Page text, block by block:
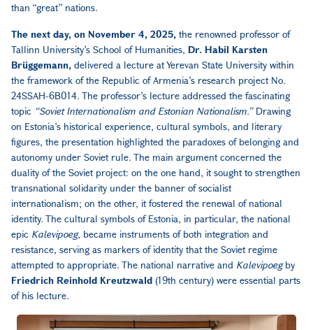
than “great” nations.
The next day, on November 4, 2025, the renowned professor of
Tallinn University’s School of Humanities, Dr. Habil Karsten
Brüggemann, delivered a lecture at Yerevan State University within
the framework of the Republic of Armenia’s research project No.
24SSAH-6B014. The professor’s lecture addressed the fascinating
topic “Soviet Internationalism and Estonian Nationalism.”Drawing
on Estonia’s historical experience, cultural symbols, and literary
figures, the presentation highlighted the paradoxes of belonging and
autonomy under Soviet rule. The main argument concerned the
duality of the Soviet project: on the one hand, it sought to strengthen
transnational solidarity under the banner of socialist
internationalism; on the other, it fostered the renewal of national
identity. The cultural symbols of Estonia, in particular, the national
epic Kalevipoeg, became instruments of both integration and
resistance, serving as markers of identity that the Soviet regime
attempted to appropriate. The national narrative and Kalevipoegby
Friedrich Reinhold Kreutzwald (19th century) were essential parts
of his lecture.